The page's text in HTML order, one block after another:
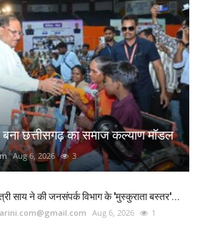
छत्तीसगढ़ का समाज कल्याण मॉडल
Aug 6, 2026 3
साय ने की जनसंपर्क विभाग के 'मुस्कुराता बस्तर'...
Aug 6, 2026 1